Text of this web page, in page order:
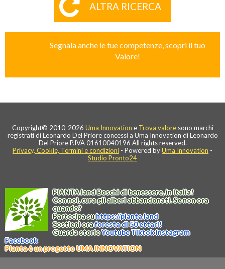
ALTRA RICERCA
Segnala anche le tue competenze, scopri il tuo
Valore!
Copyright© 2010-2026 Uma Innovation e Trova valoresono marchi
registrati di Leonardo Del Priore concessi a Uma Innovation di Leonardo
Del Priore P.IVA 01610040196 All rights reserved.
Privacy, Cookie, Termini e condizioni - Powered byUma Innovation -
Studio Pronto24
PIANTA.landBoschi di benessere, in Italia!
Con noi, cura gli alberi abbandonati. Se non ora
quando?
Partecipa suhttps://pianta.land
Sostieni oraforesta di 50 ettari!
Guarda storieYoutubeTiktokInstagram
Facebook
Pianta è un progetto UMA INNOVATION